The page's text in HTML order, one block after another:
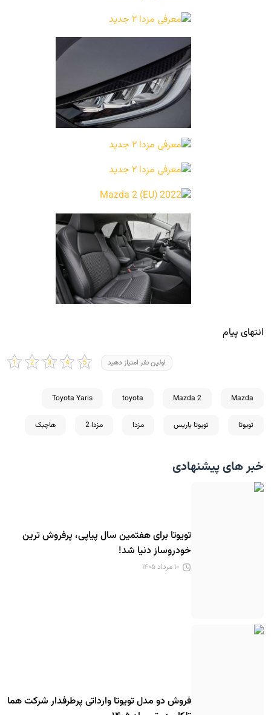
انتهای پیام
اولین نفر امتیاز دهید
Mazda
Mazda 2
toyota
Toyota Yaris
تویوتا تویوتا یاریس مزدا مزدا 2 هاچبک
خبر های پیشنهادی
تویوتا برای هفتمین سال پیاپی، پرفروش ترین
خودروساز دنیا شد!
۱۰ مرداد ۱۴۰۵
فروش دو مدل تویوتا وارداتی پرطرفدار شرکت هما